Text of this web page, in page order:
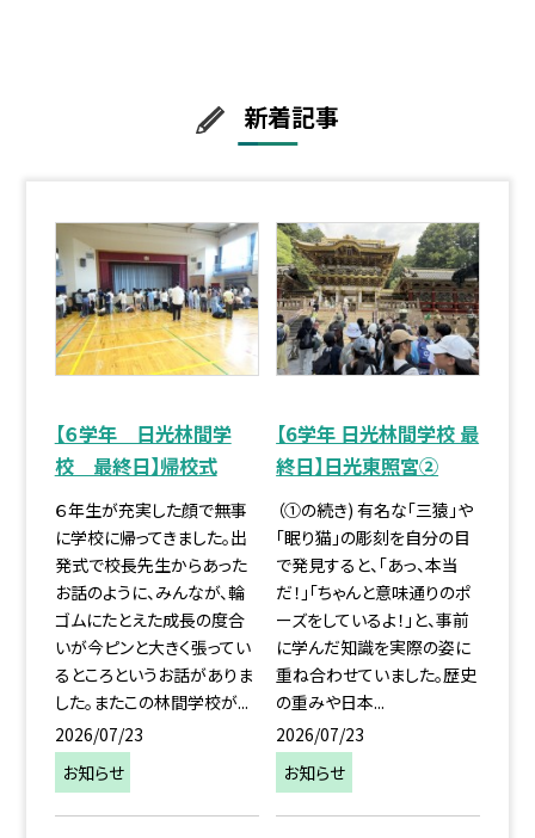
新着記事
【６学年 日光林間学
校 最終日】帰校式
６年生が充実した顔で無事
に学校に帰ってきました。出
発式で校長先生からあった
お話のように、みんなが、輪
ゴムにたとえた成長の度合
いが今ピンと大きく張ってい
るところというお話がありま
した。またこの林間学校が...
2026/07/23
お知らせ
【6学年 日光林間学校 最
終日】日光東照宮②
（①の続き) 有名な「三猿」や
「眠り猫」の彫刻を自分の目
で発見すると、「あっ、本当
だ！」「ちゃんと意味通りのポ
ーズをしているよ！」と、事前
に学んだ知識を実際の姿に
重ね合わせていました。歴史
の重みや日本...
2026/07/23
お知らせ